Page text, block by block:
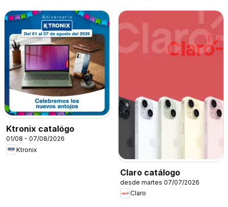
Ktronix catalógo
01/08 - 07/08/2026
Ktronix
Claro catálogo
desde martes 07/07/2026
Claro